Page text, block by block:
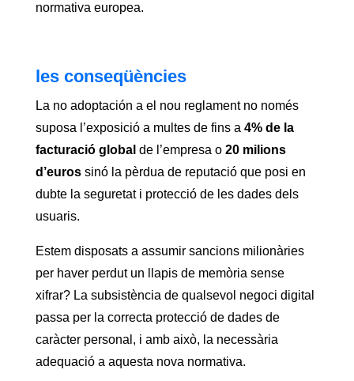
normativa europea.
les conseqüències
La no adoptación a el nou reglament no només
suposa l’exposició a multes de fins a 4% de la
facturació global de l’empresa o20 milions
d’eurossinó la pèrdua de reputació que posi en
dubte la seguretat i protecció de les dades dels
usuaris.
Estem disposats a assumir sancions milionàries
per haver perdut un llapis de memòria sense
xifrar? La subsistència de qualsevol negoci digital
passa per la correcta protecció de dades de
caràcter personal, i amb això, la necessària
adequació a aquesta nova normativa.